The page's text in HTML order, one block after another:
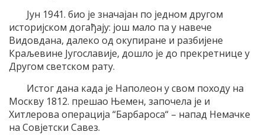
Јун 1941. био је значајан по једном другом
историјском догађају: још мало па у навече
Видовдана, далеко од окупиране и разбијене
Краљевине Југославије, дошло је до прекретнице у
Другом светском рату.
Истог дана када је Наполеон у свом походу на
Москву 1812. прешао Њемен, започела је и
Хитлерова операција “Барбароса“ – напад Немачке
на Совјетски Савез.